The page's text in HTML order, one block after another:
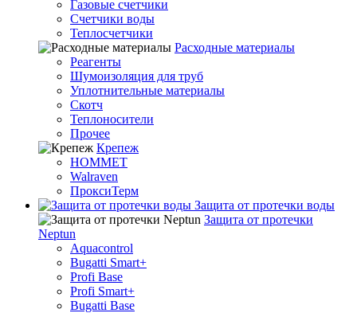
Газовые счетчики
Счетчики воды
Теплосчетчики
Расходные материалы
Реагенты
Шумоизоляция для труб
Уплотнительные материалы
Скотч
Теплоносители
Прочее
Крепеж
HOMMET
Walraven
ПроксиТерм
Защита от протечки воды
Защита от протечки
Neptun
Aquacontrol
Bugatti Smart+
Profi Base
Profi Smart+
Bugatti Base